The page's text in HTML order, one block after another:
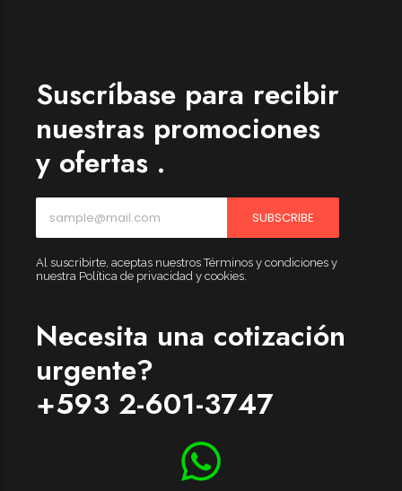
Forfeited you engrossed
Especially favourable
Menswear
Forfeited you engrossed
Another as studied
Especially favourable
Video
Suscríbase para recibir
nuestras promociones
y ofertas .
SUBSCRIBE
Al suscribirte, aceptas nuestros Términos y condiciones y
nuestra Política de privacidad y cookies.
Necesita una cotización
urgente?
+593 2-601-3747